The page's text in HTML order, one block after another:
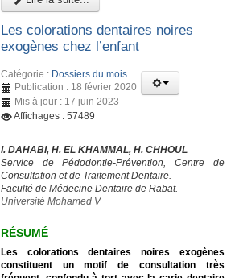
Les colorations dentaires noires
exogènes chez l’enfant
Catégorie : Dossiers du mois
Publication : 18 février 2020
Mis à jour : 17 juin 2023
Affichages : 57489
I. DAHABI, H. EL KHAMMAL, H. CHHOUL
Service de Pédodontie-Prévention, Centre de
Consultation et de Traitement Dentaire.
Faculté de Médecine Dentaire de Rabat.
Université Mohamed V
RÉSUMÉ
Les colorations dentaires noires exogènes
constituent un motif de consultation très